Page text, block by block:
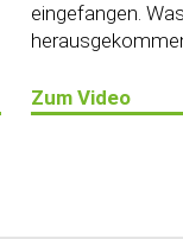
eingefangen.
Zum Video